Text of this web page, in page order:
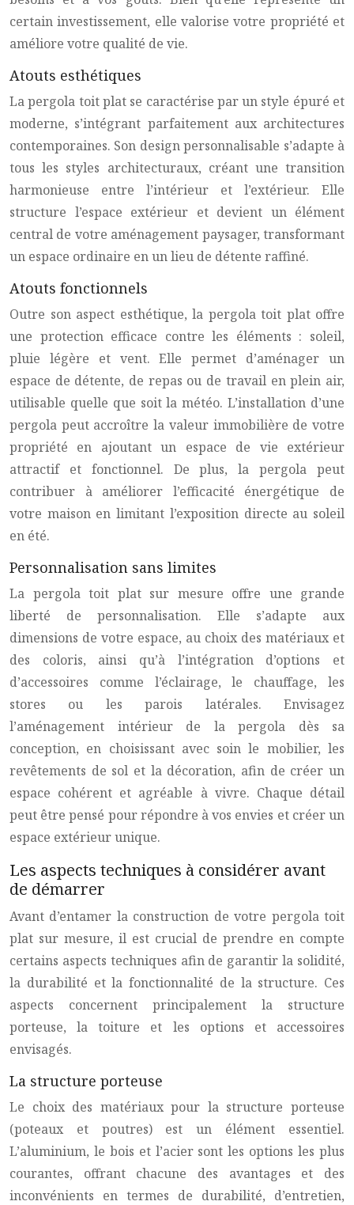
certain investissement, elle valorise votre propriété et
améliore votre qualité de vie.
Atouts esthétiques
La pergola toit plat se caractérise par un style épuré et
moderne, s’intégrant parfaitement aux architectures
contemporaines. Son design personnalisable s’adapte à
tous les styles architecturaux, créant une transition
harmonieuse entre l’intérieur et l’extérieur. Elle
structure l’espace extérieur et devient un élément
central de votre aménagement paysager, transformant
un espace ordinaire en un lieu de détente raffiné.
Atouts fonctionnels
Outre son aspect esthétique, la pergola toit plat offre
une protection efficace contre les éléments : soleil,
pluie légère et vent. Elle permet d’aménager un
espace de détente, de repas ou de travail en plein air,
utilisable quelle que soit la météo. L’installation d’une
pergola peut accroître la valeur immobilière de votre
propriété en ajoutant un espace de vie extérieur
attractif et fonctionnel. De plus, la pergola peut
contribuer à améliorer l’efficacité énergétique de
votre maison en limitant l’exposition directe au soleil
en été.
Personnalisation sans limites
La pergola toit plat sur mesure offre une grande
liberté de personnalisation. Elle s’adapte aux
dimensions de votre espace, au choix des matériaux et
des coloris, ainsi qu’à l’intégration d’options et
d’accessoires comme l’éclairage, le chauffage, les
stores ou les parois latérales. Envisagez
l’aménagement intérieur de la pergola dès sa
conception, en choisissant avec soin le mobilier, les
revêtements de sol et la décoration, afin de créer un
espace cohérent et agréable à vivre. Chaque détail
peut être pensé pour répondre à vos envies et créer un
espace extérieur unique.
Les aspects techniques à considérer avant
de démarrer
Avant d’entamer la construction de votre pergola toit
plat sur mesure, il est crucial de prendre en compte
certains aspects techniques afin de garantir la solidité,
la durabilité et la fonctionnalité de la structure. Ces
aspects concernent principalement la structure
porteuse, la toiture et les options et accessoires
envisagés.
La structure porteuse
Le choix des matériaux pour la structure porteuse
(poteaux et poutres) est un élément essentiel.
L’aluminium, le bois et l’acier sont les options les plus
courantes, offrant chacune des avantages et des
inconvénients en termes de durabilité, d’entretien,